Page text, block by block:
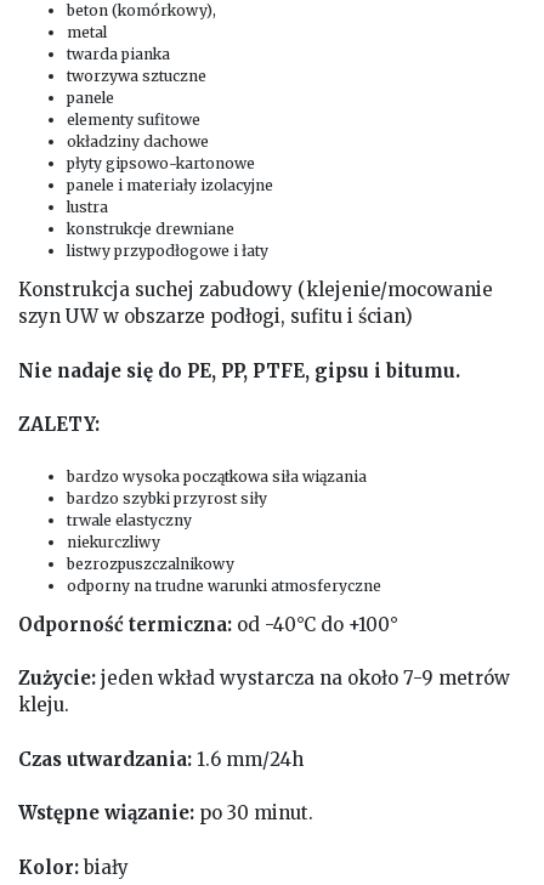
beton (komórkowy),
metal
twarda pianka
tworzywa sztuczne
panele
elementy sufitowe
okładziny dachowe
płyty gipsowo-kartonowe
panele i materiały izolacyjne
lustra
konstrukcje drewniane
listwy przypodłogowe i łaty
Konstrukcja suchej zabudowy (klejenie/mocowanie
szyn UW w obszarze podłogi, sufitu i ścian)
Nie nadaje się do PE, PP, PTFE, gipsu i bitumu.
ZALETY:
bardzo wysoka początkowa siła wiązania
bardzo szybki przyrost siły
trwale elastyczny
niekurczliwy
bezrozpuszczalnikowy
odporny na trudne warunki atmosferyczne
Odporność termiczna: od -40°C do +100°
Zużycie: jeden wkład wystarcza na około 7-9 metrów
kleju.
Czas utwardzania: 1.6 mm/24h
Wstępne wiązanie: po 30 minut.
Kolor:biały